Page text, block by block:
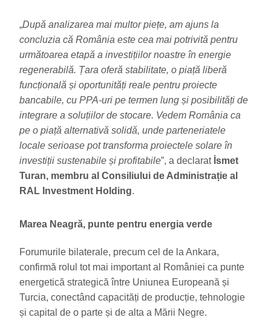
„După analizarea mai multor piețe, am ajuns la
concluzia că România este cea mai potrivită pentru
următoarea etapă a investițiilor noastre în energie
regenerabilă. Țara oferă stabilitate, o piață liberă
funcțională și oportunități reale pentru proiecte
bancabile, cu PPA-uri pe termen lung și posibilități de
integrare a soluțiilor de stocare. Vedem România ca
pe o piață alternativă solidă, unde parteneriatele
locale serioase pot transforma proiectele solare în
investiții sustenabile și profitabile”, a declarat İsmet
Turan, membru al Consiliului de Administrație al
RAL Investment Holding.
Marea Neagră, punte pentru energia verde
Forumurile bilaterale, precum cel de la Ankara,
confirmă rolul tot mai important al României ca punte
energetică strategică între Uniunea Europeană și
Turcia, conectând capacități de producție, tehnologie
și capital de o parte și de alta a Mării Negre.